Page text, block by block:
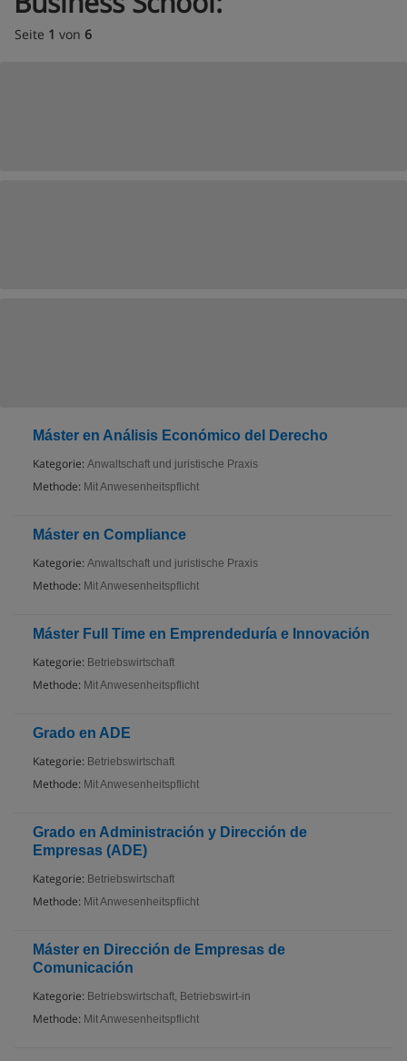
Seite 1 von 6
Máster en Análisis Económico del Derecho
Kategorie: Anwaltschaft und juristische Praxis
Methode: Mit Anwesenheitspflicht
Máster en Compliance
Kategorie: Anwaltschaft und juristische Praxis
Methode: Mit Anwesenheitspflicht
Máster Full Time en Emprendeduría e Innovación
Kategorie: Betriebswirtschaft
Methode: Mit Anwesenheitspflicht
Grado en ADE
Kategorie: Betriebswirtschaft
Methode: Mit Anwesenheitspflicht
Grado en Administración y Dirección de
Empresas (ADE)
Kategorie: Betriebswirtschaft
Methode: Mit Anwesenheitspflicht
Máster en Dirección de Empresas de
Comunicación
Kategorie: Betriebswirtschaft, Betriebswirt-in
Methode: Mit Anwesenheitspflicht